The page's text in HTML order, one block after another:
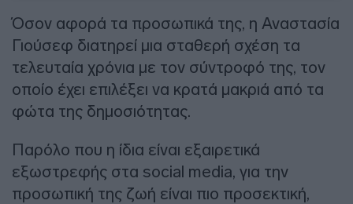
Όσον αφορά τα προσωπικά της, η Αναστασία
Γιούσεφ διατηρεί μια σταθερή σχέση τα
τελευταία χρόνια με τον σύντροφό της, τον
οποίο έχει επιλέξει να κρατά μακριά από τα
φώτα της δημοσιότητας.
Παρόλο που η ίδια είναι εξαιρετικά
εξωστρεφής στα social media, για την
προσωπική της ζωή είναι πιο προσεκτική,